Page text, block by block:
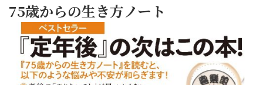
75歳からの生き方ノート